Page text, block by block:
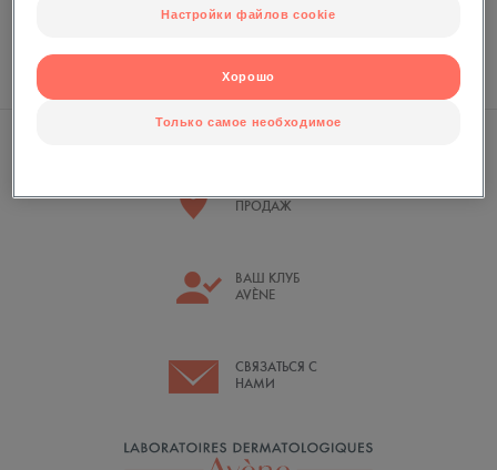
СОЗДАТЬ АККАУНТ
ПРОДАЖ
ВАШ КЛУБ
AVÈNE
СВЯЗАТЬСЯ С
НАМИ
Настройки файлов cookie
Только самое необходимое
Хорошо